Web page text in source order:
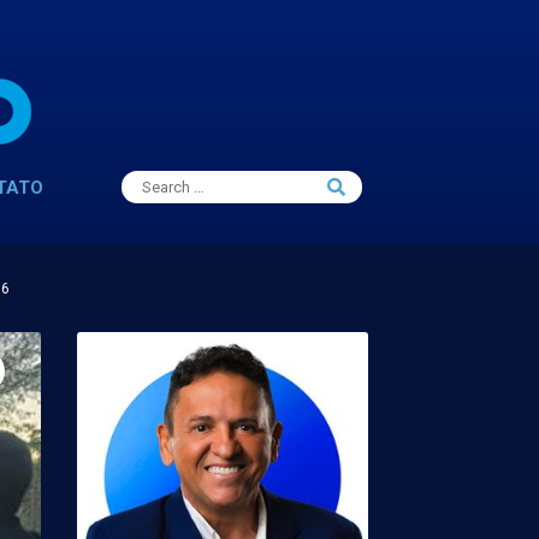
Search
for:
Search